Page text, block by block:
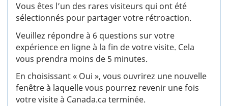
Vous êtes l’un des rares visiteurs qui ont été
sélectionnés pour partager votre rétroaction.
Veuillez répondre à 6 questions sur votre
expérience en ligne à la fin de votre visite. Cela
vous prendra moins de 5 minutes.
En choisissant « Oui », vous ouvrirez une nouvelle
fenêtre à laquelle vous pourrez revenir une fois
votre visite à Canada.ca terminée.